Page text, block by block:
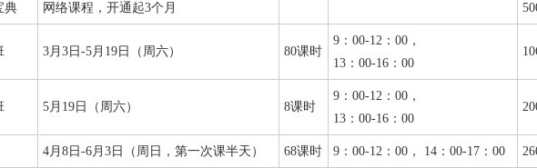
典 网络课程，开通起3个月
3月3日-5月19日（周六） 80课时
9：00-12：00，
13：00-16：00
5月19日（周六） 8课时
9：00-12：00，
13：00-16：00
4月8日-6月3日（周日，第一次课半天） 68课时 9：00-12：00， 14：00-17：00